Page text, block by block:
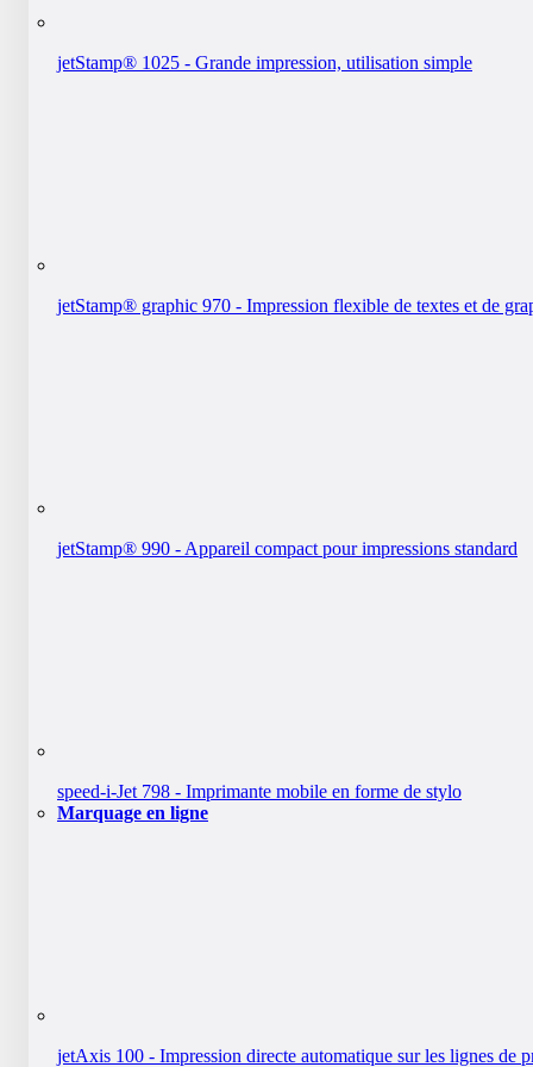
jetStamp® 1025 - Grande impression, utilisation simple
jetStamp® graphic 970 - Impression flexible de textes et de
jetStamp® 990 - Appareil compact pour impressions standard
speed-i-Jet 798 - Imprimante mobile en forme de stylo
Marquage en ligne
jetAxis 100 - Impression directe automatique sur les lignes de